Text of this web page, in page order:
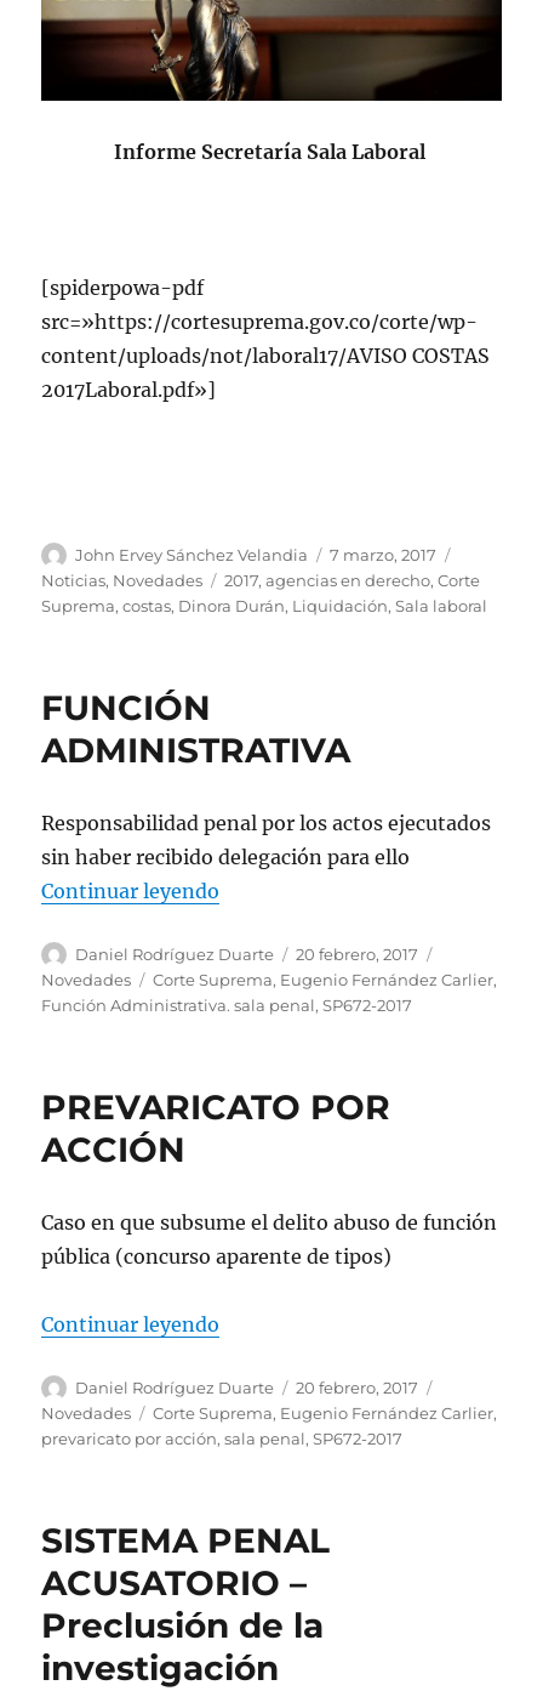
Informe Secretaría Sala Laboral
[spiderpowa-pdf
src=»https://cortesuprema.gov.co/corte/wp-
content/uploads/not/laboral17/AVISO COSTAS
2017Laboral.pdf»]
Autor
John Ervey Sánchez Velandia
Publicado
el
7 marzo, 2017
Noticias, Novedades Etiquetas
2017,agencias en derecho,Corte
Suprema,costas, Dinora Durán, Liquidación,Sala laboral
FUNCIÓN
ADMINISTRATIVA
Responsabilidad penal por los actos ejecutados
sin haber recibido delegación para ello
Continuar leyendo
Autor
Daniel Rodríguez Duarte
Publicado
el
20 febrero, 2017
Novedades
Etiquetas
Corte Suprema, Eugenio Fernández Carlier,
Función Administrativa. sala penal,SP672-2017
PREVARICATO POR
ACCIÓN
Caso en que subsume el delito abuso de función
pública (concurso aparente de tipos)
Continuar leyendo
Autor
Daniel Rodríguez Duarte
Publicado
el
20 febrero, 2017
Novedades
Etiquetas
Corte Suprema, Eugenio Fernández Carlier,
prevaricato por acción,sala penal,SP672-2017
SISTEMA PENAL
ACUSATORIO –
Preclusión de la
investigación